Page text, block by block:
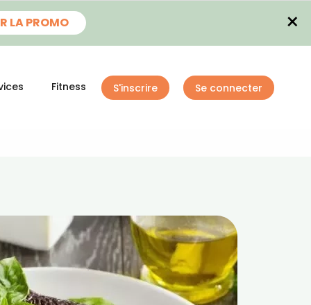
LA PROMO ×
Fitness S'inscrire Se connecter